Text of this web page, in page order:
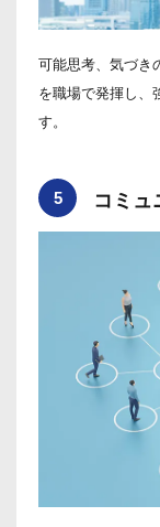
可能思考、気づき
を職場で発揮し、
す。
5 コミュ